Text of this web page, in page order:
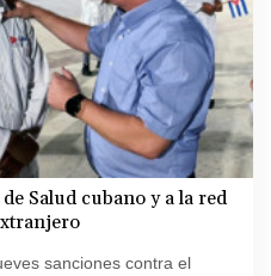
Salud cubano y a la red
sanciones contra el